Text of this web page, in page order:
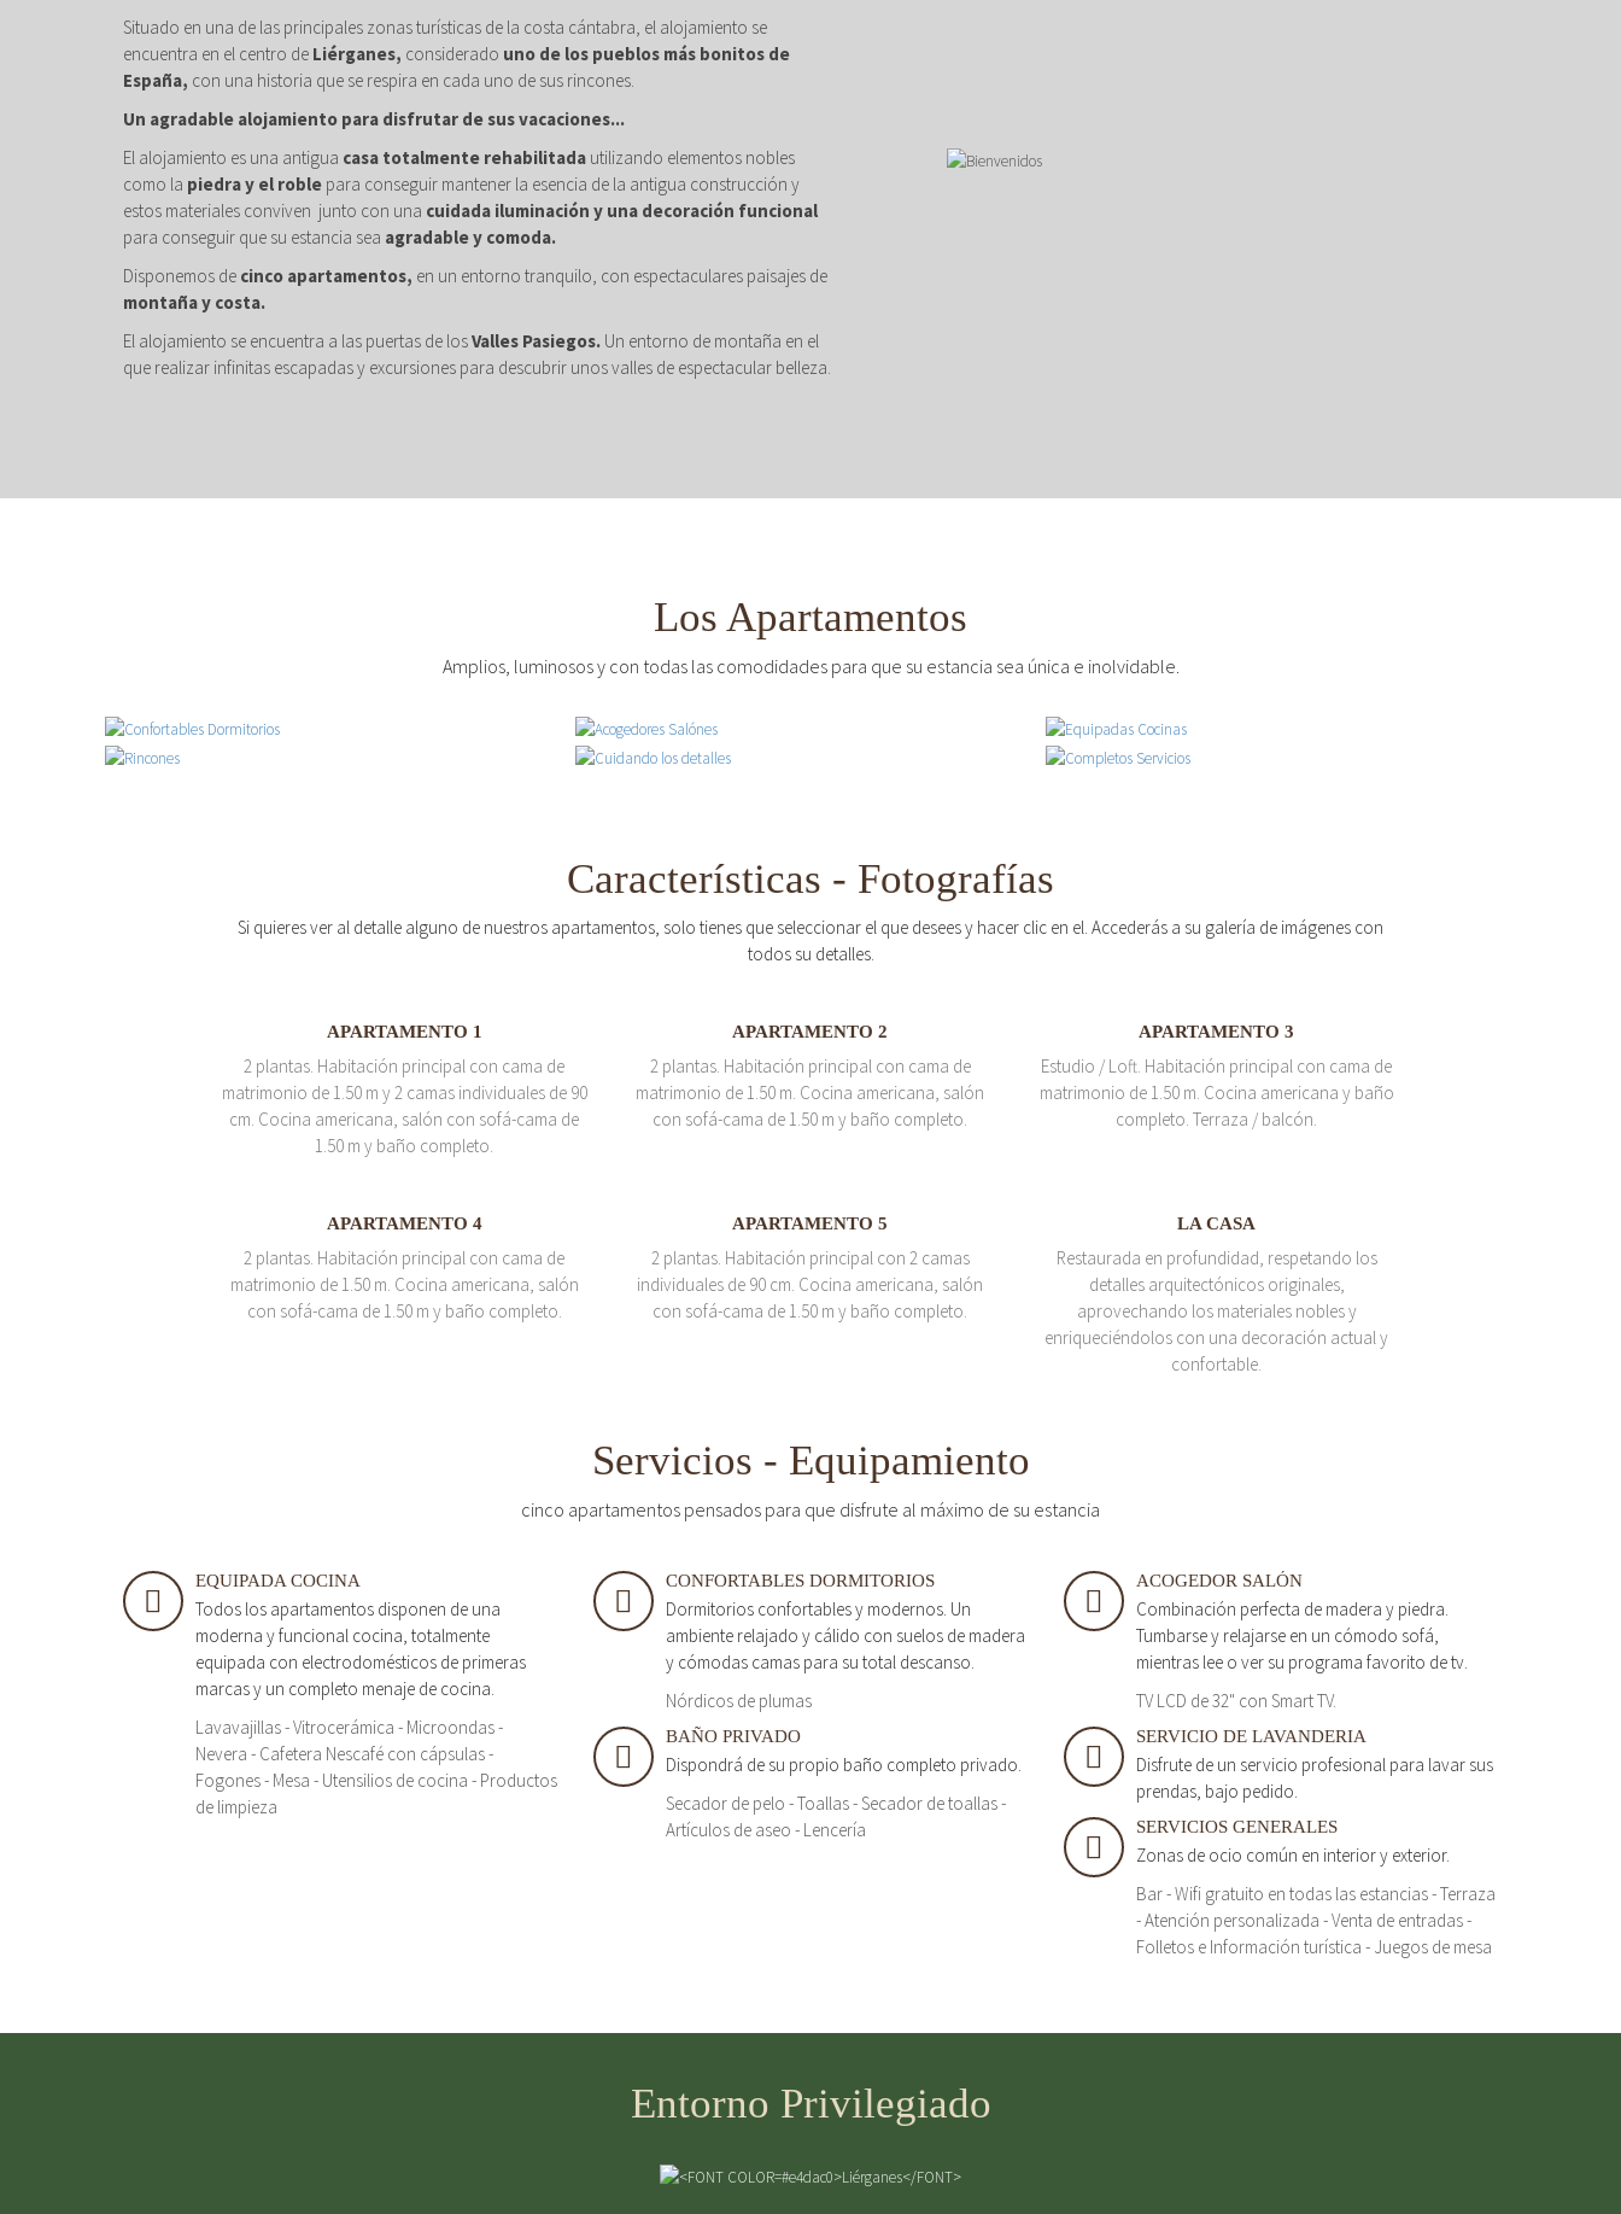
Situado en una de las principales zonas turísticas de la costa cántabra, el alojamiento se
encuentra en el centro de Liérganes, considerado uno de los pueblos más bonitos de
España, con una historia que se respira en cada uno de sus rincones.
Un agradable alojamiento para disfrutar de sus vacaciones...
El alojamiento es una antigua casa totalmente rehabilitada utilizando elementos nobles
como la piedra y el roble para conseguir mantener la esencia de la antigua construcción y
estos materiales conviven junto con una cuidada iluminación y una decoración funcional
para conseguir que su estancia sea agradable y comoda.
Disponemos de cinco apartamentos, en un entorno tranquilo, con espectaculares paisajes de
montaña y costa.
El alojamiento se encuentra a las puertas de losValles Pasiegos. Un entorno de montaña en el
que realizar infinitas escapadas y excursiones para descubrir unos valles de espectacular belleza.
Los Apartamentos
Amplios, luminosos y con todas las comodidades para que su estancia sea única e inolvidable.
Características - Fotografías
Si quieres ver al detalle alguno de nuestros apartamentos, solo tienes que seleccionar el que desees y hacer clic en el. Accederás a su galería de imágenes con
todos su detalles.
APARTAMENTO 1
2 plantas. Habitación principal con cama de
matrimonio de 1.50 m y 2 camas individuales de 90
cm. Cocina americana, salón con sofá-cama de
1.50 m y baño completo.
APARTAMENTO 2
2 plantas. Habitación principal con cama de
matrimonio de 1.50 m. Cocina americana, salón
con sofá-cama de 1.50 m y baño completo.
APARTAMENTO 3
Estudio / Loft. Habitación principal con cama de
matrimonio de 1.50 m. Cocina americana y baño
completo. Terraza / balcón.
APARTAMENTO 4
2 plantas. Habitación principal con cama de
matrimonio de 1.50 m. Cocina americana, salón
con sofá-cama de 1.50 m y baño completo.
APARTAMENTO 5
2 plantas. Habitación principal con 2 camas
individuales de 90 cm. Cocina americana, salón
con sofá-cama de 1.50 m y baño completo.
LA CASA
Restaurada en profundidad, respetando los
detalles arquitectónicos originales,
aprovechando los materiales nobles y
enriqueciéndolos con una decoración actual y
confortable.
Servicios - Equipamiento
cinco apartamentos pensados para que disfrute al máximo de su estancia
EQUIPADA COCINA
Todos los apartamentos disponen de una
moderna y funcional cocina, totalmente
equipada con electrodomésticos de primeras
marcas y un completo menaje de cocina.
Lavavajillas - Vitrocerámica - Microondas -
Nevera - Cafetera Nescafé con cápsulas -
Fogones - Mesa - Utensilios de cocina - Productos
de limpieza
CONFORTABLES DORMITORIOS
Dormitorios confortables y modernos. Un
ambiente relajado y cálido con suelos de madera
y cómodas camas para su total descanso.
Nórdicos de plumas
ACOGEDOR SALÓN
Combinación perfecta de madera y piedra.
Tumbarse y relajarse en un cómodo sofá,
mientras lee o ver su programa favorito de tv.
TV LCD de 32" con Smart TV.
BAÑO PRIVADO
Dispondrá de su propio baño completo privado.
Secador de pelo - Toallas - Secador de toallas -
Artículos de aseo - Lencería
SERVICIO DE LAVANDERIA
Disfrute de un servicio profesional para lavar sus
prendas, bajo pedido.
SERVICIOS GENERALES
Zonas de ocio común en interior y exterior.
Bar - Wifi gratuito en todas las estancias - Terraza
- Atención personalizada - Venta de entradas -
Folletos e Información turística - Juegos de mesa
Entorno Privilegiado